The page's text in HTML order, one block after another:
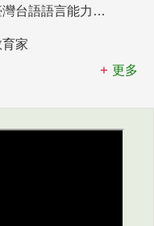
臺灣台語語言能力認證網站
家
更多